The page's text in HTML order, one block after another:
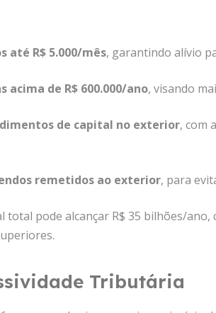
até R$ 5.000/mês, garantindo alívio
de R$ 600.000/ano, visando
de capital no exterior, com
remetidos ao exterior, para
total pode alcançar R$ 35 bilhões/
Tributária